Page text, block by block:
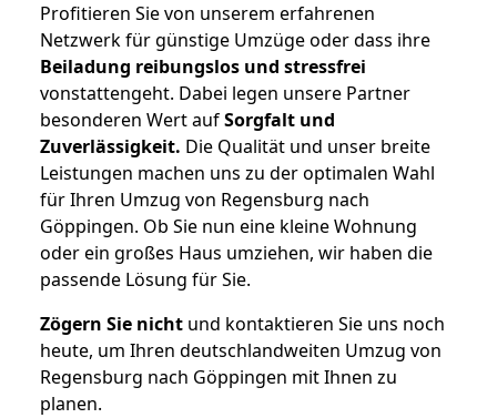
Profitieren Sie von unserem erfahrenen
Netzwerk für günstige Umzüge oder dass ihre
Beiladung reibungslos und stressfrei
vonstattengeht. Dabei legen unsere Partner
besonderen Wert aufSorgfalt und
Zuverlässigkeit. Die Qualität und unser breite
Leistungen machen uns zu der optimalen Wahl
für Ihren Umzug von Regensburg nach
Göppingen. Ob Sie nun eine kleine Wohnung
oder ein großes Haus umziehen, wir haben die
passende Lösung für Sie.
Zögern Sie nicht und kontaktieren Sie uns noch
heute, um Ihren deutschlandweiten Umzug von
Regensburg nach Göppingen mit Ihnen zu
planen.